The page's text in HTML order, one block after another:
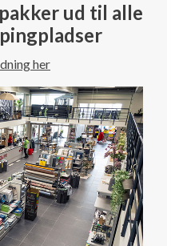
ud til alle
her